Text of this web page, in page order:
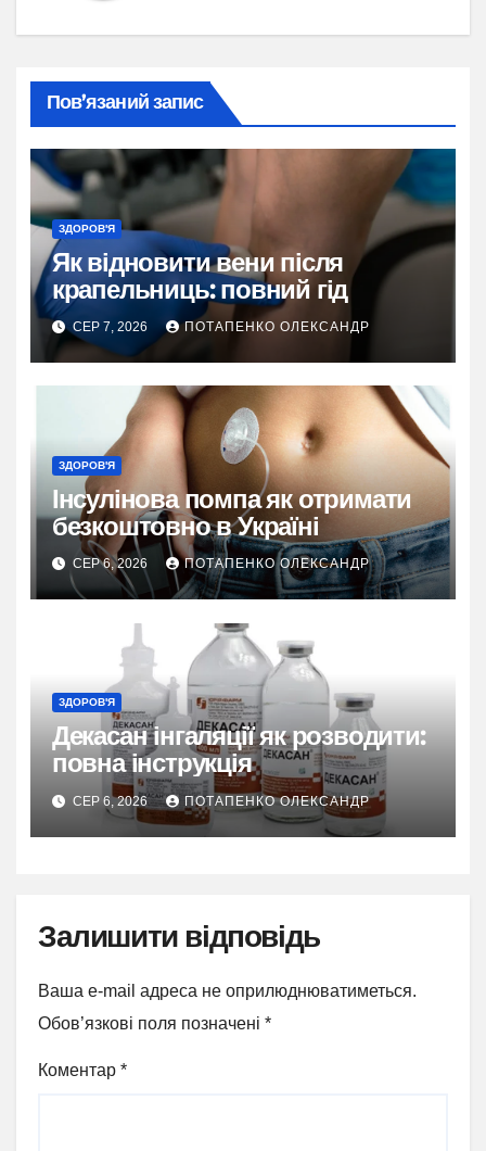
Пов’язаний запис
ЗДОРОВ'Я
Як відновити вени після
крапельниць: повний гід
СЕР 7, 2026 ПОТАПЕНКО ОЛЕКСАНДР
ЗДОРОВ'Я
Інсулінова помпа як отримати
безкоштовно в Україні
СЕР 6, 2026 ПОТАПЕНКО ОЛЕКСАНДР
ЗДОРОВ'Я
Декасан інгаляції як розводити:
повна інструкція
СЕР 6, 2026 ПОТАПЕНКО ОЛЕКСАНДР
Залишити відповідь
Ваша e-mail адреса не оприлюднюватиметься.
Обов’язкові поля позначені *
Коментар *